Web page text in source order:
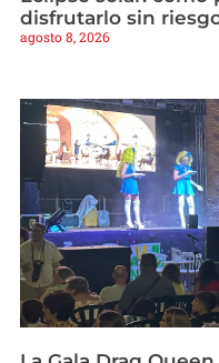
disfrutarlo sin
agosto 8, 2026